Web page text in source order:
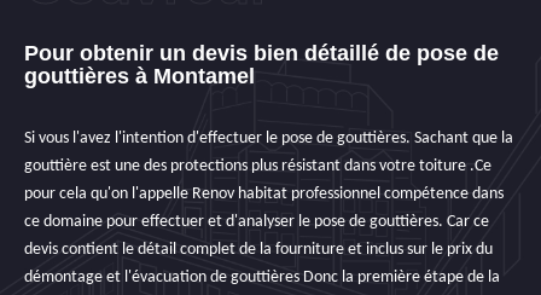
Pour obtenir un devis bien détaillé de pose de
gouttières à Montamel
Si vous l'avez l'intention d'effectuer le pose de gouttières. Sachant que la
gouttière est une des protections plus résistant dans votre toiture .Ce
pour cela qu'on l'appelle Renov habitat professionnel compétence dans
ce domaine pour effectuer et d'analyser le pose de gouttières. Car ce
devis contient le détail complet de la fourniture et inclus sur le prix du
démontage et l'évacuation de gouttières Donc la première étape de la